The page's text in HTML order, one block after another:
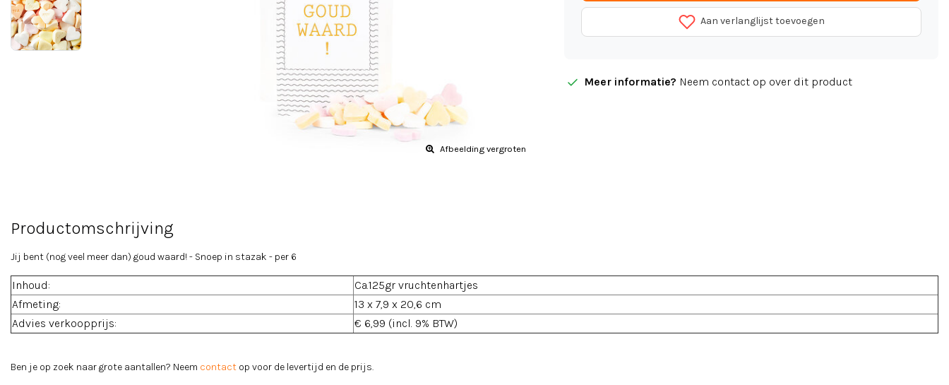
Afbeelding vergroten
Aan verlanglijst toevoegen
Meer informatie? Neem contact op over dit product
Productomschrijving
Jij bent (nog veel meer dan) goud waard! - Snoep in stazak - per 6
Inhoud:
Ca.125gr vruchtenhartjes
Afmeting:
13 x 7,9 x 20,6 cm
Advies verkoopprijs:
€ 6,99 (incl. 9% BTW)
Ben je op zoek naar grote aantallen? Neem contact op voor de levertijd en de prijs.